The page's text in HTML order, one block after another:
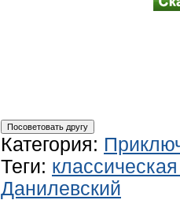
Категория:
Теги:
Данилевский